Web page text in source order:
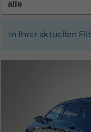
In Ihrer aktuellen